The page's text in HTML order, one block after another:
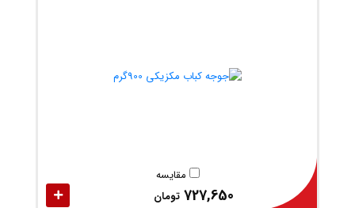
مقایسه
727,650 تومان